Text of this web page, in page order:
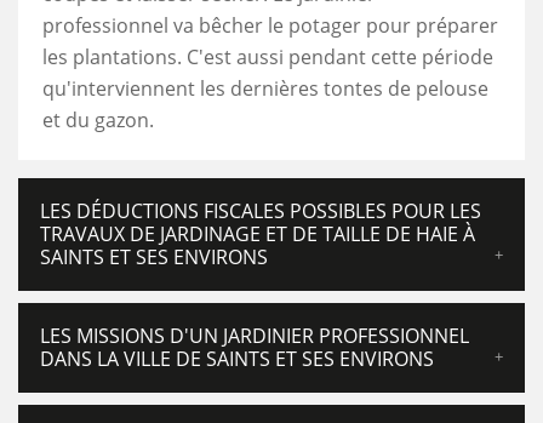
professionnel va bêcher le potager pour préparer
les plantations. C'est aussi pendant cette période
qu'interviennent les dernières tontes de pelouse
et du gazon.
LES DÉDUCTIONS FISCALES POSSIBLES POUR LES
TRAVAUX DE JARDINAGE ET DE TAILLE DE HAIE À
SAINTS ET SES ENVIRONS
LES MISSIONS D'UN JARDINIER PROFESSIONNEL
DANS LA VILLE DE SAINTS ET SES ENVIRONS